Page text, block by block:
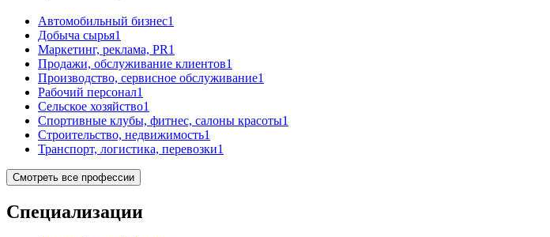
Автомобильный бизнес1
Добыча сырья1
Маркетинг, реклама, PR1
Продажи, обслуживание клиентов1
Производство, сервисное обслуживание1
Рабочий персонал1
Сельское хозяйство1
Спортивные клубы, фитнес, салоны красоты1
Строительство, недвижимость1
Транспорт, логистика, перевозки1
Смотреть все профессии
Специализации